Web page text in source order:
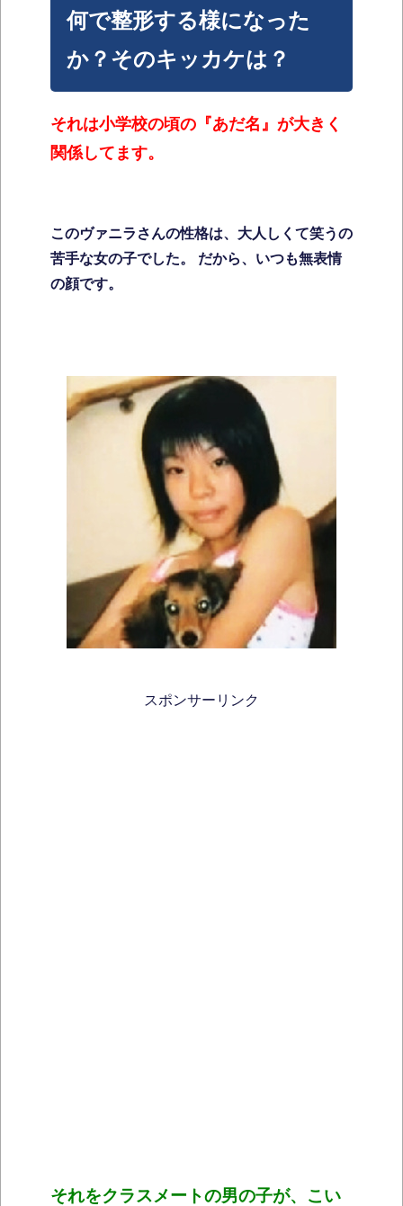
何で整形する様になった
か？そのキッカケは？
それは小学校の頃の『あだ名』が大きく
関係してます。
このヴァニラさんの性格は、大人しくて笑うの
苦手な女の子でした。
だから、いつも無表情
の顔です。
スポンサーリンク
それをクラスメートの男の子が、こい